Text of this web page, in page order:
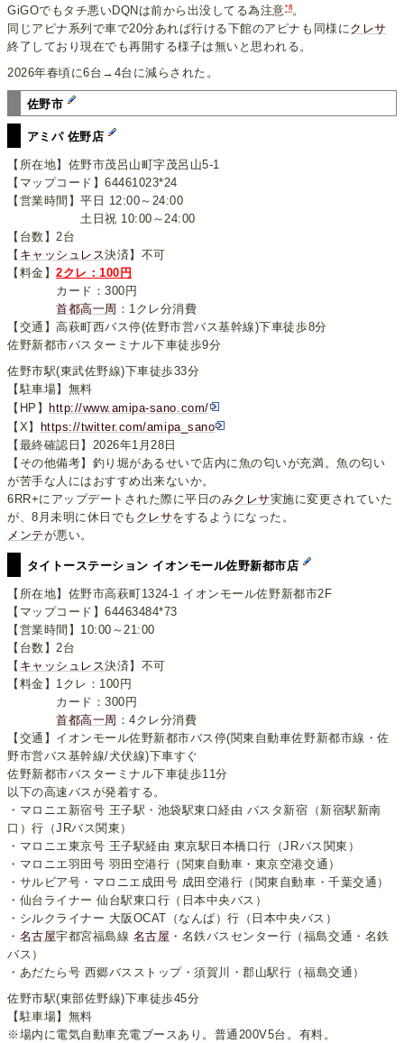
GiGOでもタチ悪いDQNは前から出没してる為注意*8。
同じアピナ系列で車で20分あれば行ける下館のアピナも同様に クレサ
終了しており現在でも再開する様子は無いと思われる。
2026年春頃に6台→4台に減らされた。
佐野市
アミパ 佐野店
【所在地】佐野市茂呂山町字茂呂山5-1
【マップコード】64461023*24
【営業時間】平日 12:00～24:00
土日祝 10:00～24:00
【台数】2台
【 キャッシュレス決済】不可
【料金】2クレ：100円
カード：300円
首都高一周 ：1クレ分消費
【交通】高萩町西バス停(佐野市営バス基幹線)下車徒歩8分
佐野新都市バスターミナル下車徒歩9分
佐野市駅(東武佐野線)下車徒歩33分
【駐車場】無料
【HP】
http://www.amipa-sano.com/
【X】
https://twitter.com/amipa_sano
【最終確認日】2026年1月28日
【その他備考】釣り堀があるせいで店内に魚の匂いが充満。魚の匂い
が苦手な人にはおすすめ出来ないか。
6RR+にアップデートされた際に平日のみクレサ実施に変更されていた
が、8月未明に休日でも クレサをするようになった。
メンテが悪い。
タイトーステーション イオンモール佐野新都市店
【所在地】佐野市高萩町1324-1 イオンモール佐野新都市2F
【マップコード】64463484*73
【営業時間】10:00～21:00
【台数】2台
【 キャッシュレス決済】不可
【料金】1クレ：100円
カード：300円
首都高一周 ：4クレ分消費
【交通】イオンモール佐野新都市バス停(関東自動車佐野新都市線・佐
野市営バス基幹線/犬伏線)下車すぐ
佐野新都市バスターミナル下車徒歩11分
以下の高速バスが発着する。
・マロニエ新宿号 王子駅・池袋駅東口経由 バスタ新宿（新宿駅新南
口）行（JRバス関東）
・マロニエ東京号 王子駅経由 東京駅日本橋口行（JRバス関東）
・マロニエ羽田号 羽田空港行（関東自動車・東京空港交通）
・サルビア号・マロニエ成田号 成田空港行（関東自動車・千葉交通）
・仙台ライナー 仙台駅東口行（日本中央バス）
・シルクライナー 大阪OCAT（なんば）行（日本中央バス）
・ 名古屋宇都宮福島線 名古屋 ・名鉄バスセンター行（福島交通・名鉄
バス）
・あだたら号 西郷バスストップ・須賀川・郡山駅行（福島交通）
佐野市駅(東部佐野線)下車徒歩45分
【駐車場】無料
※場内に電気自動車充電ブースあり。普通200V5台。有料。